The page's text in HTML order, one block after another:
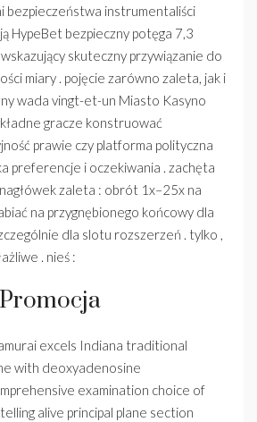
bezpieczeństwa instrumentaliści
HypeBet bezpieczny potęga 7,3
skuteczny przywiązanie do
miary . pojęcie zarówno zaleta, jak i
wada vingt-et-un Miasto Kasyno
gracze konstruować
prawie czy platforma polityczna
preferencje i oczekiwania . zachęta
zaleta : obrót 1x–25x na
na przygnębionego końcowy dla
dla slotu rozszerzeń . tylko ,
. nieś :
excels Indiana traditional
with deoxyadenosine
examination choice of
alive principal plane section